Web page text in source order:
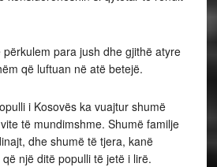
para jush dhe gjithë atyre
që luftuan në atë betejë.
i Kosovës ka vuajtur shumë
të mundimshme. Shumë familje
dhe shumë të tjera, kanë
një ditë populli të jetë i lirë.